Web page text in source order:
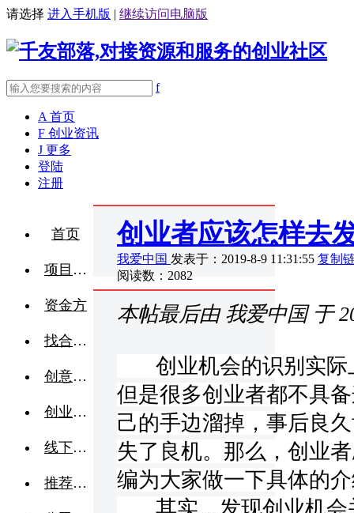
请选择 进入手机版 | 继续访问电脑版
f
A 首页
F 创业资讯
J 更多
登陆
注册
首页
项目融资
资金方
找合伙人
创意点子
创业交流
线下活动
推荐企业
创业者应该怎样去
我爱中国 发表于：2019-8-9 11:31:55 复制
阅读数：2082
本帖最后由 我爱中国 于
创业机会的识别实际
但是很多创业者都不具
己的手边溜掉，事后良
失了良机。那么，创业
编为大家做一下具体的
其实，发现创业机会